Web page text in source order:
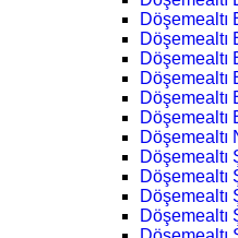
Döşemealtı
Döşemealtı
Döşemealtı
Döşemealtı
Döşemealtı
Döşemealtı
Döşemealtı
Döşemealtı
Döşemealtı
Döşemealtı
Döşemealtı